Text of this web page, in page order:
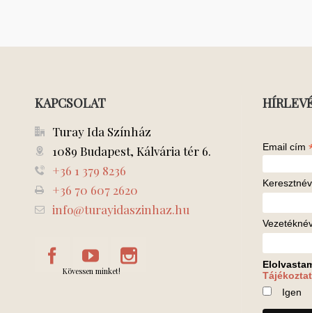
KAPCSOLAT
Turay Ida Színház
1089 Budapest, Kálvária tér 6.
+36 1 379 8236
+36 70 607 2620
info@turayidaszinhaz.hu
Kövessen minket!
Email cím
Keresztnév
Igen